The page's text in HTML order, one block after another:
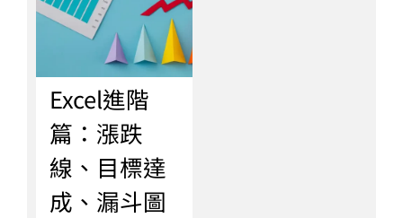
Excel進階
篇：漲跌
線、目標達
成、漏斗圖